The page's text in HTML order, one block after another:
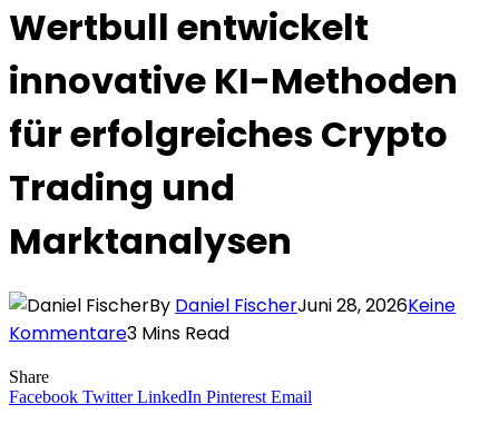
Wertbull entwickelt
innovative KI-Methoden
für erfolgreiches Crypto
Trading und
Marktanalysen
By Daniel FischerJuni 28, 2026Keine
Kommentare3 Mins Read
Share
Facebook Twitter LinkedIn Pinterest Email